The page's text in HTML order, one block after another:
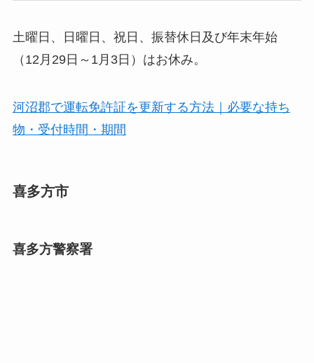
土曜日、日曜日、祝日、振替休日及び年末年始
（12月29日～1月3日）はお休み。
河沼郡で運転免許証を更新する方法｜必要な持ち
物・受付時間・期間
喜多方市
喜多方警察署